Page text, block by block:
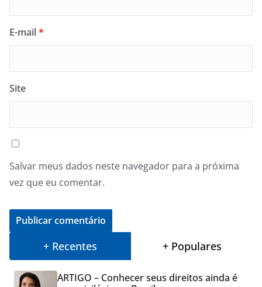
E-mail*
Site
Salvar meus dados neste navegador para a próxima
vez que eu comentar.
+ Recentes + Populares
ARTIGO – Conhecer seus direitos ainda é